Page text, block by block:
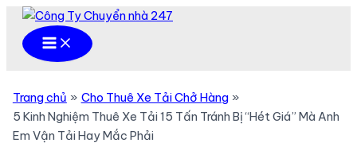
Nhảy
Main
Menu
Trang chủ
Cho Thuê Xe Tải Chở Hàng
5 Kinh Nghiệm Thuê Xe Tải 15 Tấn Tránh Bị “Hét Giá” Mà Anh
Em Vận Tải Hay Mắc Phải